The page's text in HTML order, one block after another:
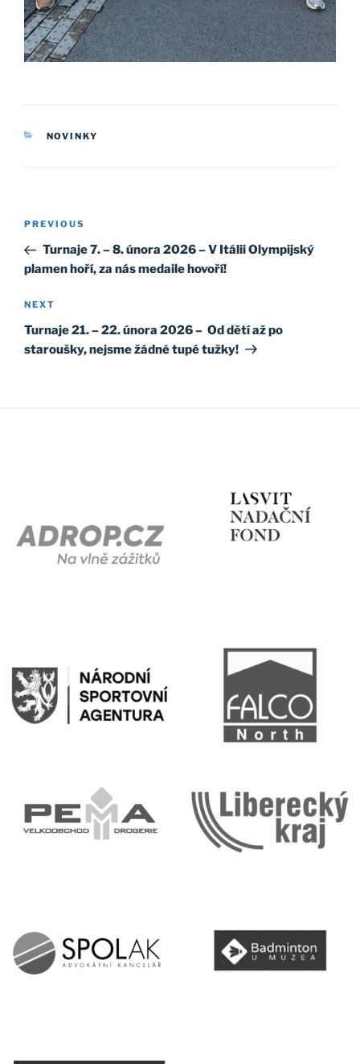
CATEGORIES
NOVINKY
Post
Previous
Post
PREVIOUS
Turnaje 7. – 8. února 2026 – V Itálii Olympijský
plamen hoří, za nás medaile hovoří!
Next
Post
NEXT
Turnaje 21. – 22. února 2026 – Od dětí až po
staroušky, nejsme žádné tupé tužky!